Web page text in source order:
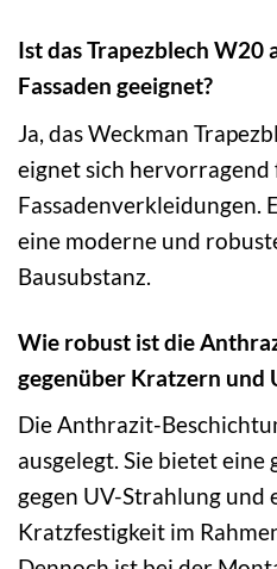
Ist das Trapezblech W20
Fassaden geeignet?
Ja, das Weckman
eignet sich hervorragend
Fassadenverkleidungen.
eine moderne und
Bausubstanz.
Wie robust ist die
gegenüber Kratzern und
Die Anthrazit-
ausgelegt. Sie bietet eine
gegen UV-Strahlung und
Kratzfestigkeit im